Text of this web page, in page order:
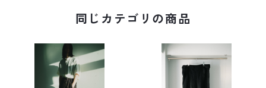
同じカテゴリの商品